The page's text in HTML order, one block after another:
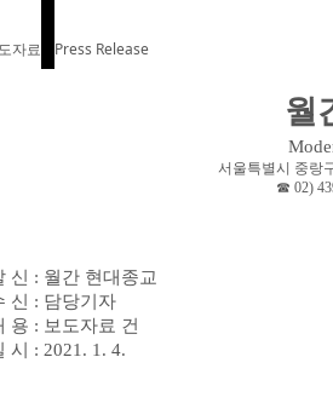
자료 Press Release
월
서울특별시 중랑
☎ 02)
신 : 월간 현대종교
신 : 담당기자
용 : 보도자료 건
시 : 2021. 1. 4.